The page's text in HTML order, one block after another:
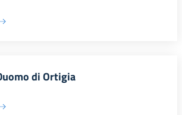
di Ortigia